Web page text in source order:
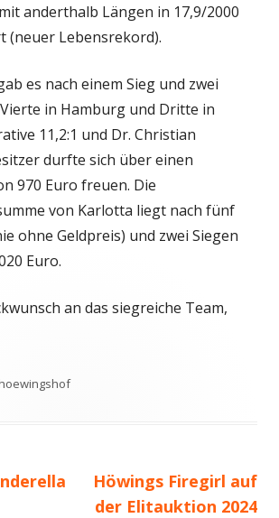
anderthalb Längen in 17,9/2000
(neuer Lebensrekord).
es nach einem Sieg und zwei
in Hamburg und Dritte in
11,2:1 und Dr. Christian
durfte sich über einen
970 Euro freuen. Die
von Karlotta liegt nach fünf
ohne Geldpreis) und zwei Siegen
Euro.
an das siegreiche Team,
Nächster
Beitrag
Höwings Firegirl auf
der Elitauktion 2024